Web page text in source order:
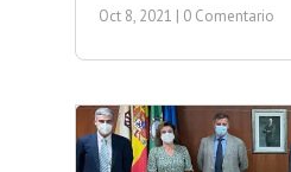
Oct 8, 2021 | 0 Comentario